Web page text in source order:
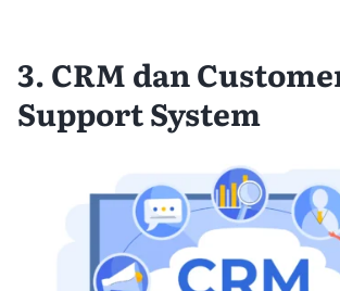
3. CRM dan
Support System